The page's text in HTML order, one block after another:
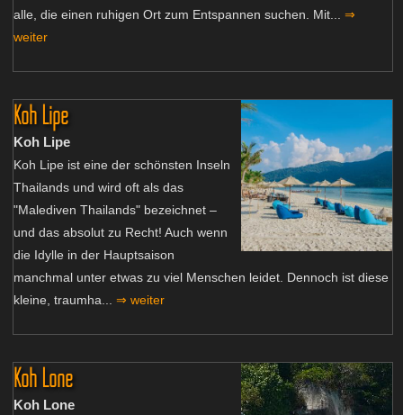
alle, die einen ruhigen Ort zum Entspannen suchen. Mit... ⇒
weiter
Koh Lipe
Koh Lipe
Koh Lipe ist eine der schönsten Inseln
Thailands und wird oft als das
"Malediven Thailands" bezeichnet –
und das absolut zu Recht! Auch wenn
die Idylle in der Hauptsaison
manchmal unter etwas zu viel Menschen leidet. Dennoch ist diese
kleine, traumha... ⇒ weiter
Koh Lone
Koh Lone